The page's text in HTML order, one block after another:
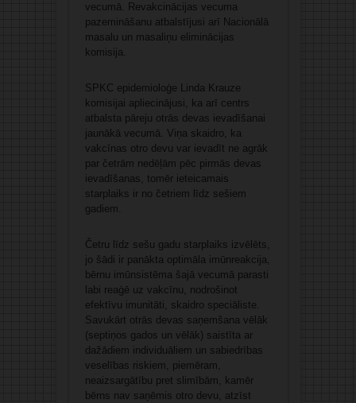
vecumā. Revakcinācijas vecuma
pazemināšanu atbalstījusi arī Nacionālā
masalu un masaliņu eliminācijas
komisija.
SPKC epidemioloģe Linda Krauze
komisijai apliecinājusi, ka arī centrs
atbalsta pāreju otrās devas ievadīšanai
jaunākā vecumā. Viņa skaidro, ka
vakcīnas otro devu var ievadīt ne agrāk
par četrām nedēļām pēc pirmās devas
ievadīšanas, tomēr ieteicamais
starplaiks ir no četriem līdz sešiem
gadiem.
Četru līdz sešu gadu starplaiks izvēlēts,
jo šādi ir panākta optimāla imūnreakcija,
bērnu imūnsistēma šajā vecumā parasti
labi reaģē uz vakcīnu, nodrošinot
efektīvu imunitāti, skaidro speciāliste.
Savukārt otrās devas saņemšana vēlāk
(septiņos gados un vēlāk) saistīta ar
dažādiem individuāliem un sabiedrības
veselības riskiem, piemēram,
neaizsargātību pret slimībām, kamēr
bērns nav saņēmis otro devu, atzīst